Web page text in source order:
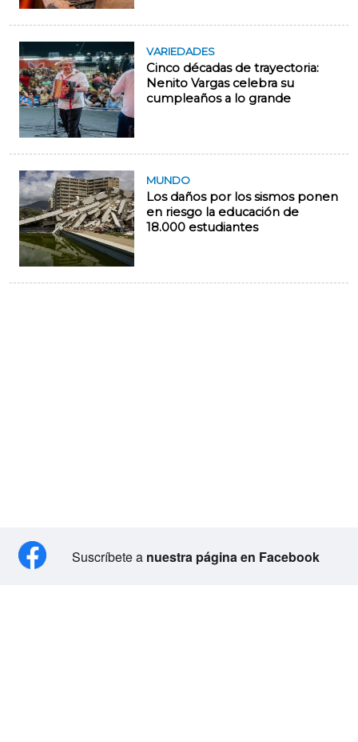
VARIEDADES
Cinco décadas de trayectoria:
Nenito Vargas celebra su
cumpleaños a lo grande
MUNDO
Los daños por los sismos ponen
en riesgo la educación de
18.000 estudiantes
Suscríbete a nuestra página en Facebook